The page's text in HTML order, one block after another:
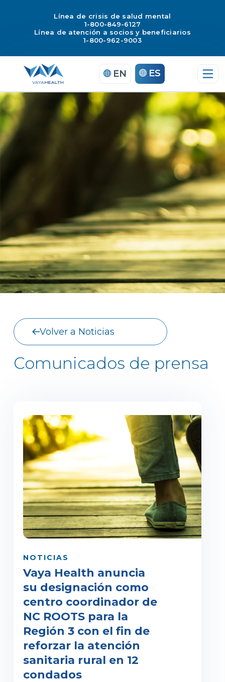
Línea de crisis de salud mental
1-800-849-6127
Línea de atención a socios y beneficiarios
1-800-962-9003
contenido
EN ES
Volver a Noticias
Comunicados de prensa
NOTICIAS
Vaya Health anuncia
su designación como
centro coordinador de
NC ROOTS para la
Región 3 con el fin de
reforzar la atención
sanitaria rural en 12
condados